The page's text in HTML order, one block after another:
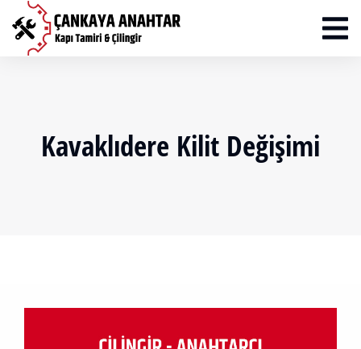
Kavaklıdere Kilit Değişimi